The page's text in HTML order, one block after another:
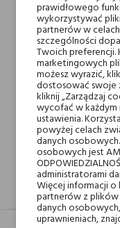
Min. 3 próbki gratis
Darmowa dostawa
14 dni na zwrot
OPIS
prawidłowego
wykorzystywać
partnerów w
szczególności
Twoich preferencji.
marketingowych
możesz wyrazić,
dostosować swoje
kliknij „Zarządzaj
wycofać w każdym
ustawienia.
powyżej celach
danych
osobowych jest
administratorami
Więcej informacji o
partnerów z
danych
uprawnieniach,